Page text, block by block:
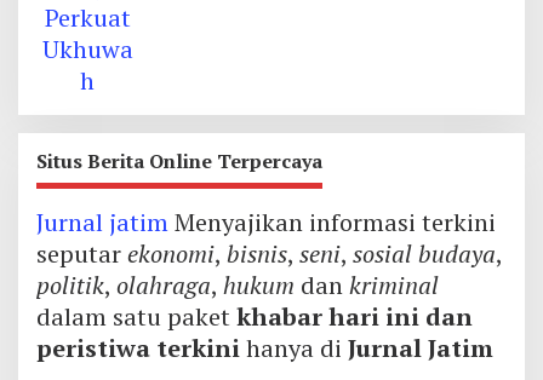
Situs Berita Online Terpercaya
Jurnal jatimMenyajikan informasi terkini
seputarekonomi, bisnis, seni, sosial budaya,
politik, olahraga, hukum dankriminal
dalam satu paketkhabar hari ini dan
peristiwa terkinihanya di Jurnal Jatim